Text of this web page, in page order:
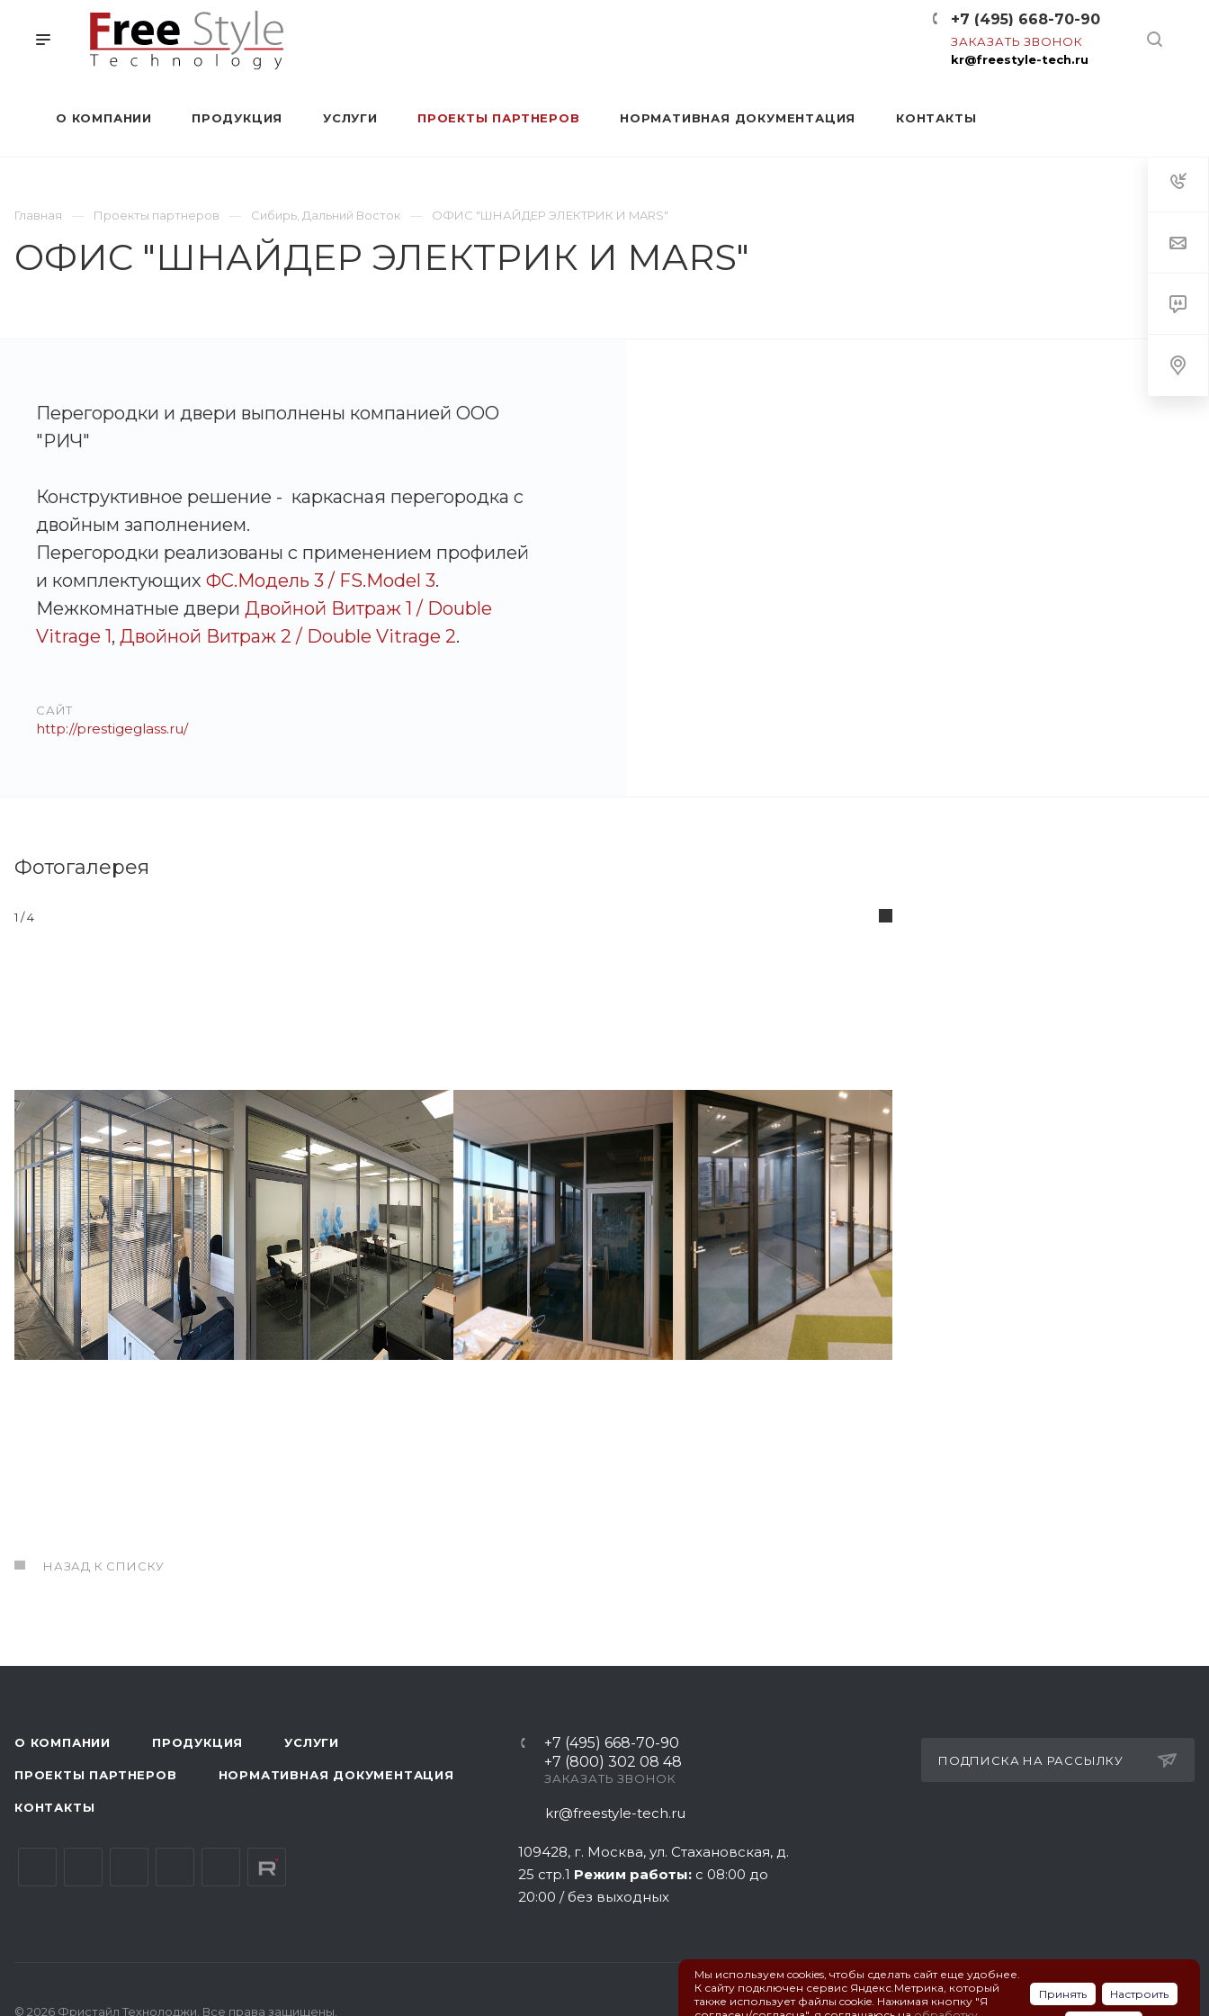
+7 (495) 668-70-90
ЗАКАЗАТЬ ЗВОНОК
kr@freestyle-tech.ru
О КОМПАНИИ ПРОДУКЦИЯ УСЛУГИ ПРОЕКТЫ ПАРТНЕРОВ НОРМАТИВНАЯ ДОКУМЕНТАЦИЯ КОНТАКТЫ
Главная Проекты партнеров Сибирь, Дальний Восток ОФИС "ШНАЙДЕР ЭЛЕКТРИК И MARS"
ОФИС "ШНАЙДЕР ЭЛЕКТРИК И MARS"
Перегородки и двери выполнены компанией ООО
"РИЧ"
Конструктивное решение - каркасная перегородка с
двойным заполнением.
Перегородки реализованы с применением профилей
и комплектующих ФС.Модель 3 / FS.Model 3.
Межкомнатные двери Двойной Витраж 1 / Double
Vitrage 1, Двойной Витраж 2 / Double Vitrage 2.
САЙТ
http://prestigeglass.ru/
Фотогалерея
1 / 4
НАЗАД К СПИСКУ
О КОМПАНИИ ПРОДУКЦИЯ УСЛУГИ
ПРОЕКТЫ ПАРТНЕРОВ НОРМАТИВНАЯ ДОКУМЕНТАЦИЯ
КОНТАКТЫ
+7 (495) 668-70-90
+7 (800) 302 08 48
ЗАКАЗАТЬ ЗВОНОК
kr@freestyle-tech.ru
109428, г. Москва, ул. Стахановская, д.
25 стр.1 Режим работы: с 08:00 до
20:00 / без выходных
ПОДПИСКА НА РАССЫЛКУ
© 2026 Фристайл Технолоджи. Все права защищены.
Мы используем cookies, чтобы сделать сайт еще удобнее.
К сайту подключен сервис Яндекс.Метрика, который
также использует файлы cookie. Нажимая кнопку "Я
Принять Настроить